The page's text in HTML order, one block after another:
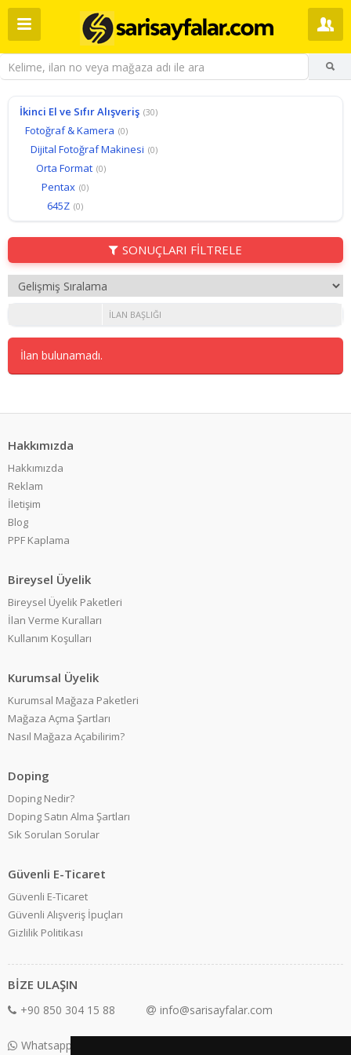
İkinci El ve Sıfır Alışveriş (30)
Fotoğraf & Kamera (0)
Dijital Fotoğraf Makinesi (0)
Orta Format (0)
Pentax (0)
645Z (0)
SONUÇLARI FİLTRELE
İLAN BAŞLIĞI
İlan bulunamadı.
Hakkımızda
Hakkımızda
Reklam
İletişim
Blog
PPF Kaplama
Bireysel Üyelik
Bireysel Üyelik Paketleri
İlan Verme Kuralları
Kullanım Koşulları
Kurumsal Üyelik
Kurumsal Mağaza Paketleri
Mağaza Açma Şartları
Nasıl Mağaza Açabilirim?
Doping
Doping Nedir?
Doping Satın Alma Şartları
Sık Sorulan Sorular
Güvenli E-Ticaret
Güvenli E-Ticaret
Güvenli Alışveriş İpuçları
Gizlilik Politikası
BİZE ULAŞIN
+90 850 304 15 88 info@sarisayfalar.com
Whatsapp Destek: +90 850 304 15 88